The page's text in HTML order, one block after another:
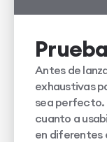
Antes de
exhaustivas
sea perfecto.
cuanto a
en diferentes